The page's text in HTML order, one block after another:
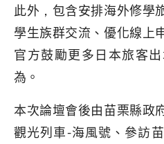
此外，包含安排海外修學
學生族群交流、優化線
官方鼓勵更多日本旅客
為。
本次論壇會後由苗栗縣政
觀光列車-海風號、參訪